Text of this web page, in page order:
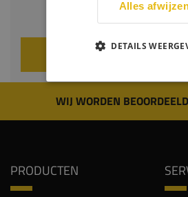
VOEG TOE AAN
WIJ WORDEN
PRODUCTEN
Alles
DETAILS